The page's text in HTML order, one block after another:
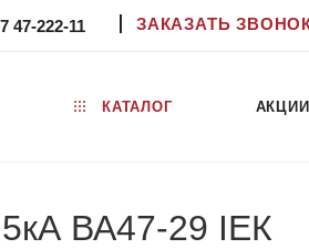
47-222-11 ЗАКАЗАТЬ
КАТАЛОГ
ВА47-29 IЕК